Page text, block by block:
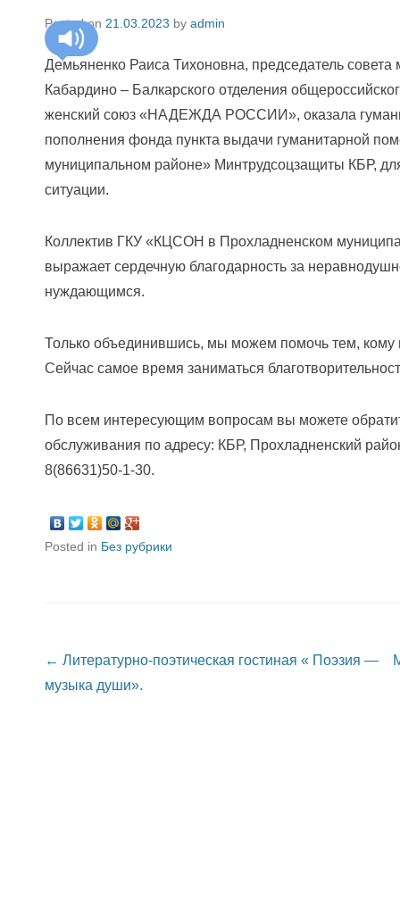
Posted on 21.03.2023 by admin
Демьяненко Раиса Тихоновна, председатель совета
Кабардино – Балкарского отделения
женский союз «НАДЕЖДА РОССИИ», оказала
пополнения фонда пункта выдачи гуманитарной
муниципальном районе» Минтрудсоцзащиты КБР,
ситуации.
Коллектив ГКУ «КЦСОН в Прохладненском
выражает сердечную благодарность за
нуждающимся.
Только объединившись, мы можем помочь тем, кому
Сейчас самое время заниматься
По всем интересующим вопросам вы можете
обслуживания по адресу: КБР, Прохладненский
8(86631)50-1-30.
Posted in Без рубрики
Post navigation
← Литературно-поэтическая гостиная « Поэзия —
музыка души».